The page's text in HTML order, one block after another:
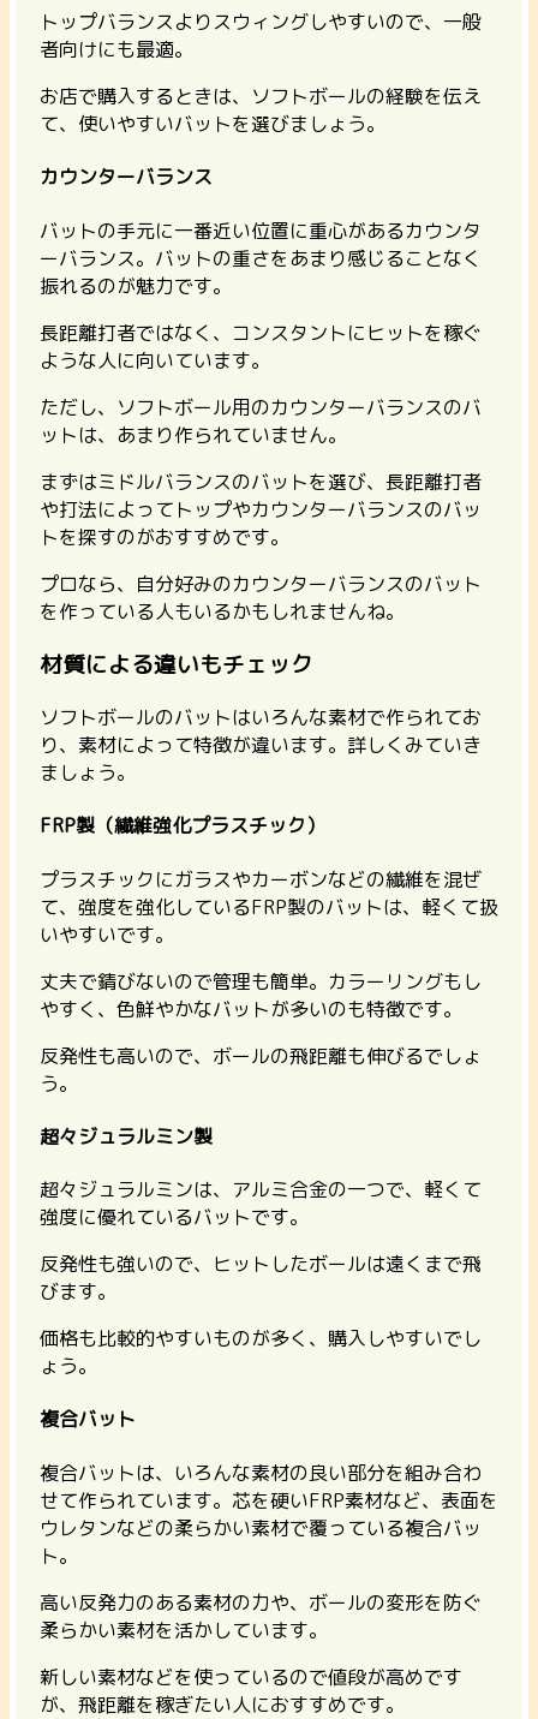
トップバランスよりスウィングしやすいので、一般
者向けにも最適。
お店で購入するときは、ソフトボールの経験を伝え
て、使いやすいバットを選びましょう。
カウンターバランス
バットの手元に一番近い位置に重心があるカウンタ
ーバランス。バットの重さをあまり感じることなく
振れるのが魅力です。
長距離打者ではなく、コンスタントにヒットを稼ぐ
ような人に向いています。
ただし、ソフトボール用のカウンターバランスのバ
ットは、あまり作られていません。
まずはミドルバランスのバットを選び、長距離打者
や打法によってトップやカウンターバランスのバッ
トを探すのがおすすめです。
プロなら、自分好みのカウンターバランスのバット
を作っている人もいるかもしれませんね。
材質による違いもチェック
ソフトボールのバットはいろんな素材で作られてお
り、素材によって特徴が違います。詳しくみていき
ましょう。
FRP製（繊維強化プラスチック）
プラスチックにガラスやカーボンなどの繊維を混ぜ
て、強度を強化しているFRP製のバットは、軽くて扱
いやすいです。
丈夫で錆びないので管理も簡単。カラーリングもし
やすく、色鮮やかなバットが多いのも特徴です。
反発性も高いので、ボールの飛距離も伸びるでしょ
う。
超々ジュラルミン製
超々ジュラルミンは、アルミ合金の一つで、軽くて
強度に優れているバットです。
反発性も強いので、ヒットしたボールは遠くまで飛
びます。
価格も比較的やすいものが多く、購入しやすいでし
ょう。
複合バット
複合バットは、いろんな素材の良い部分を組み合わ
せて作られています。芯を硬いFRP素材など、表面を
ウレタンなどの柔らかい素材で覆っている複合バッ
ト。
高い反発力のある素材の力や、ボールの変形を防ぐ
柔らかい素材を活かしています。
新しい素材などを使っているので値段が高めです
が、飛距離を稼ぎたい人におすすめです。